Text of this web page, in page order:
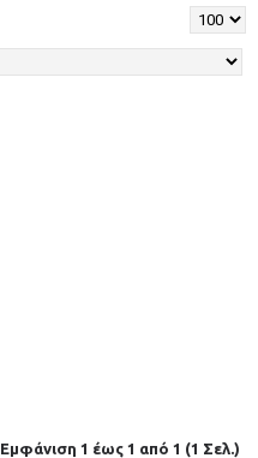
Εμφάνιση 1 έως 1 από 1 (1 Σελ.)